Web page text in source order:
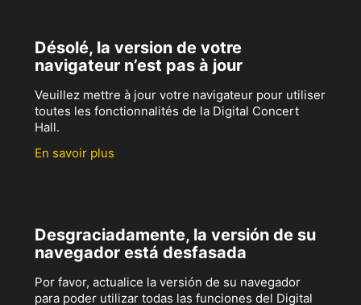
Désolé, la version de votre
navigateur n’est pas à jour
Veuillez mettre à jour votre navigateur pour utiliser
toutes les fonctionnalités de la Digital Concert
Hall.
En savoir plus
Desgraciadamente, la versión de su
navegador está desfasada
Por favor, actualice la versión de su navegador
para poder utilizar todas las funciones del Digital